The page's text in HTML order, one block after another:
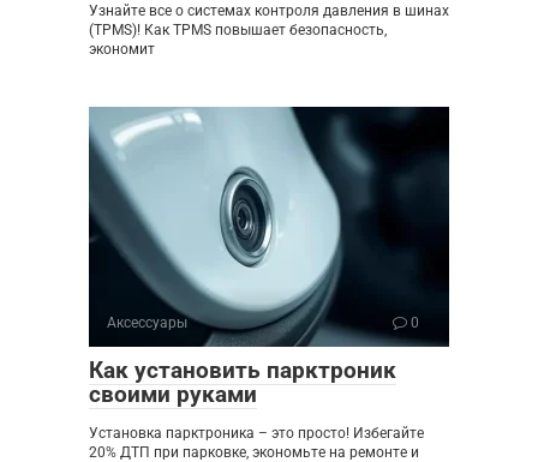
Узнайте все о системах контроля давления в шинах
(TPMS)! Как TPMS повышает безопасность,
экономит
Аксессуары 0
Как установить парктроник
своими руками
Установка парктроника – это просто! Избегайте
20% ДТП при парковке, экономьте на ремонте и